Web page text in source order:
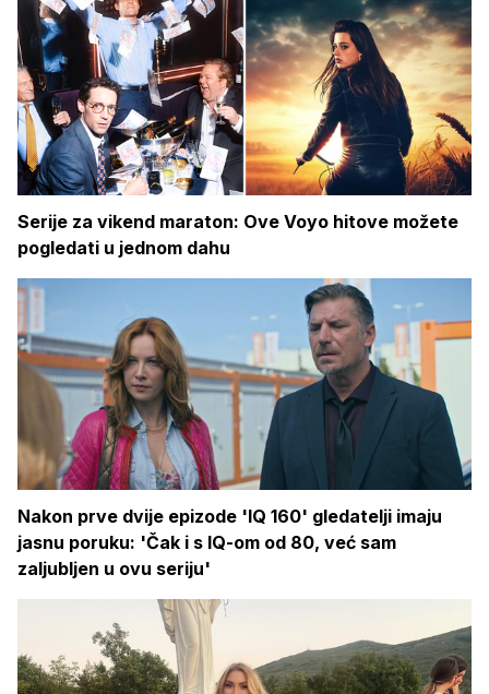
Serije za vikend maraton: Ove Voyo hitove možete
pogledati u jednom dahu
Nakon prve dvije epizode 'IQ 160' gledatelji imaju
jasnu poruku: 'Čak i s IQ-om od 80, već sam
zaljubljen u ovu seriju'